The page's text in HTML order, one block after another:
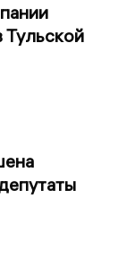
Тульской